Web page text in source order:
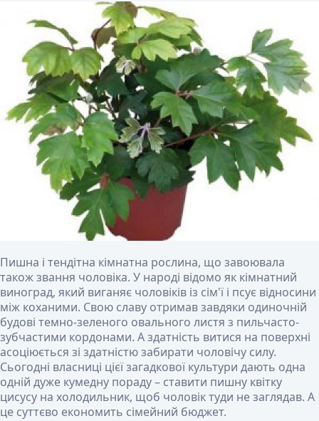
Пишна і тендітна кімнатна рослина, що завоювала
також звання чоловіка. У народі відомо як кімнатний
виноград, який виганяє чоловіків із сім'ї і псує відносини
між коханими. Свою славу отримав завдяки одиночній
будові темно-зеленого овального листя з пильчасто-
зубчастими кордонами. А здатність витися на поверхні
асоціюється зі здатністю забирати чоловічу силу.
Сьогодні власниці цієї загадкової культури дають одна
одній дуже кумедну пораду – ставити пишну квітку
цисусу на холодильник, щоб чоловік туди не заглядав. А
це суттєво економить сімейний бюджет.